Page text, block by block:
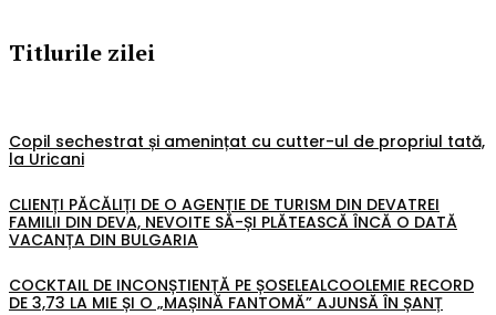
Titlurile zilei
Copil sechestrat și amenințat cu cutter-ul de propriul tată,
la Uricani
CLIENȚI PĂCĂLIȚI DE O AGENȚIE DE TURISM DIN DEVATREI
FAMILII DIN DEVA, NEVOITE SĂ-ȘI PLĂTEASCĂ ÎNCĂ O DATĂ
VACANȚA DIN BULGARIA
COCKTAIL DE INCONȘTIENȚĂ PE ȘOSELEALCOOLEMIE RECORD
DE 3,73 LA MIE ȘI O „MAȘINĂ FANTOMĂ” AJUNSĂ ÎN ȘANȚ